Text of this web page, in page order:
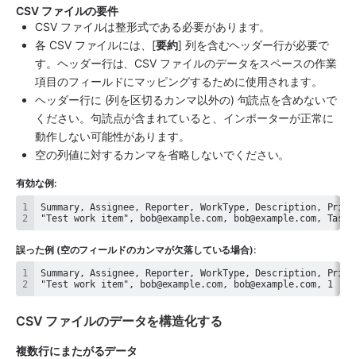
CSV ファイルの要件
CSV ファイルは整形式である必要があります。
各 CSV ファイルには、[要約] 列を含むヘッダー行が必要で
す。ヘッダー行は、CSV ファイルのデータをスペースの作業
項目のフィールドにマッピングするために使用されます。
ヘッダー行に (列を区切るカンマ以外の) 句読点を含めないで
ください。句読点が含まれていると、インポーターが正常に
動作しない可能性があります。
空の列値に対するカンマを省略しないでください。
有効な例:
"Test work item", bob@example.com, bob@example.com, Task,
誤った例 (空のフィールドのカンマが欠落している場合):
"Test work item", bob@example.com, bob@example.com, 1
CSV ファイルのデータを構造化する
複数行にまたがるデータ